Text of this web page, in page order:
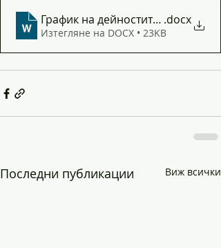
График на дейностите 7 клас 2024
.docx
Изтегляне на DOCX • 23KB
Последни публикации Виж всички